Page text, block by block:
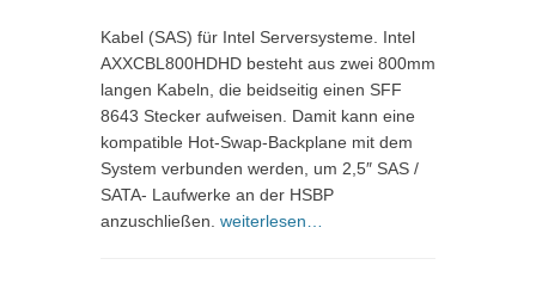
Kabel (SAS) für Intel Serversysteme. Intel
AXXCBL800HDHD besteht aus zwei 800mm
langen Kabeln, die beidseitig einen SFF
8643 Stecker aufweisen. Damit kann eine
kompatible Hot-Swap-Backplane mit dem
System verbunden werden, um 2,5″ SAS /
SATA- Laufwerke an der HSBP
anzuschließen. weiterlesen…